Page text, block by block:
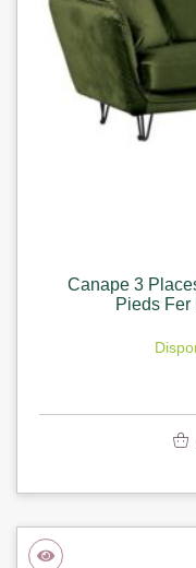
Canape 3
Pieds Fer